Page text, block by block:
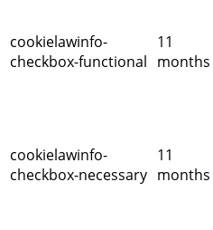
cookielawinfo-
checkbox-functional
11
months
cookielawinfo-
checkbox-necessary
11
months